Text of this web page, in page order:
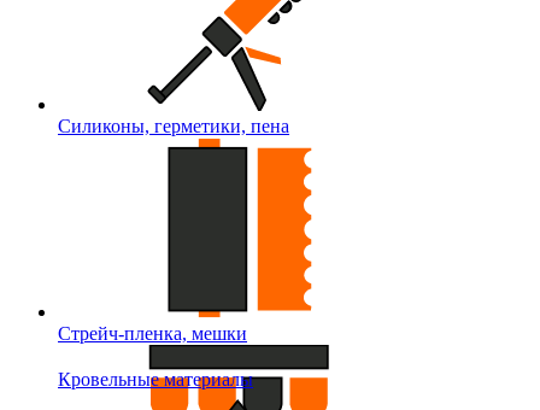
Силиконы, герметики, пена
Стрейч-пленка, мешки
Кровельные материалы